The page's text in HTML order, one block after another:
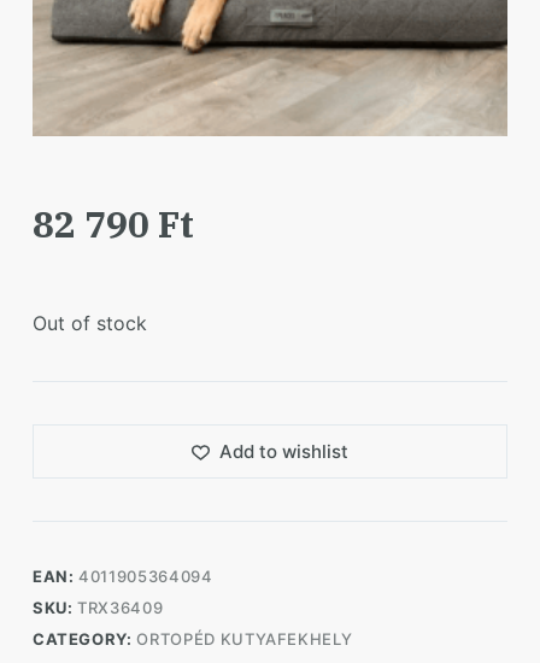
82 790 Ft
Out of stock
Add to wishlist
EAN:4011905364094
SKU:TRX36409
CATEGORY:ORTOPÉD KUTYAFEKHELY